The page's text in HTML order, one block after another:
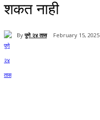
शकत नाही
By पुणे २४ तास February 15, 2025